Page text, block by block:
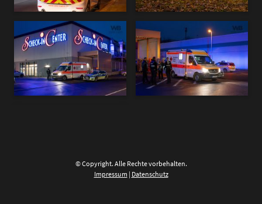
© Copyright. Alle Rechte vorbehalten.
Impressum | Datenschutz